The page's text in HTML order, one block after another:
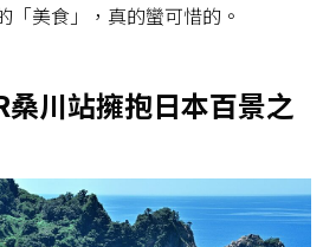
「美食」，真的蠻可惜的。
川站擁抱日本百景之